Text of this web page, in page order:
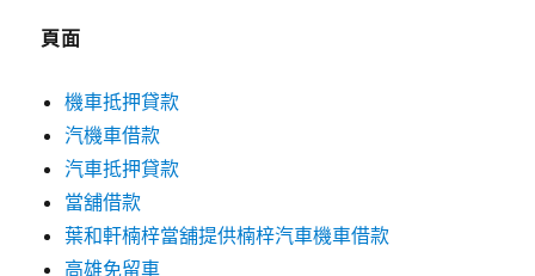
頁面
機車抵押貸款
汽機車借款
汽車抵押貸款
當舖借款
葉和軒楠梓當舖提供楠梓汽車機車借款
高雄免留車